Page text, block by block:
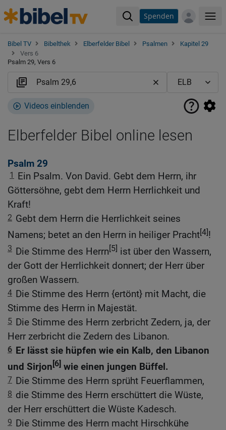
Spenden
Bibel TV Bibelthek Elberfelder Bibel Psalmen
Kapitel 29
Vers 6
Psalm 29, Vers 6
Videos einblenden
Elberfelder Bibel online lesen
Psalm 29
1
Ein Psalm. Von David. Gebt dem Herrn, ihr
Göttersöhne, gebt dem Herrn Herrlichkeit und
Kraft!
2 Gebt dem Herrn die Herrlichkeit seines
Namens; betet an den Herrn in heiliger Pracht[4]!
3 Die Stimme des Herrn[5] ist über den Wassern,
der Gott der Herrlichkeit donnert; der Herr über
großen Wassern.
4 Die Stimme des Herrn {ertönt} mit Macht, die
Stimme des Herrn in Majestät.
5 Die Stimme des Herrn zerbricht Zedern, ja, der
Herr zerbricht die Zedern des Libanon.
6 Er lässt sie hüpfen wie ein Kalb, den Libanon
und Sirjon [6] wie einen jungen Büffel.
7 Die Stimme des Herrn sprüht Feuerflammen,
8 die Stimme des Herrn erschüttert die Wüste,
der Herr erschüttert die Wüste Kadesch.
9 Die Stimme des Herrn macht Hirschkühe